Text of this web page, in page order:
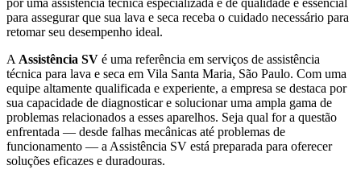
para assegurar que sua lava e seca receba o cuidado necessário para
retomar seu desempenho ideal.
A Assistência SV é uma referência em serviços de assistência
técnica para lava e seca em Vila Santa Maria, São Paulo. Com uma
equipe altamente qualificada e experiente, a empresa se destaca por
sua capacidade de diagnosticar e solucionar uma ampla gama de
problemas relacionados a esses aparelhos. Seja qual for a questão
enfrentada — desde falhas mecânicas até problemas de
funcionamento — a Assistência SV está preparada para oferecer
soluções eficazes e duradouras.